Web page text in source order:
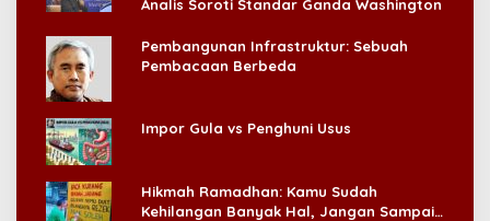
Analis Soroti Standar Ganda Washington
Pembangunan Infrastruktur: Sebuah
Pembacaan Berbeda
Impor Gula vs Penghuni Usus
Hikmah Ramadhan: Kamu Sudah
Kehilangan Banyak Hal, Jangan Sampai